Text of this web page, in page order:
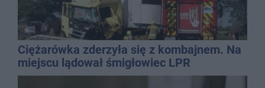
Ciężarówka zderzyła się z kombajnem. Na
miejscu lądował śmigłowiec LPR